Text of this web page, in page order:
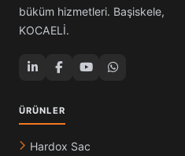
büküm hizmetleri. Başiskele,
KOCAELİ.
ÜRÜNLER
Hardox Sac